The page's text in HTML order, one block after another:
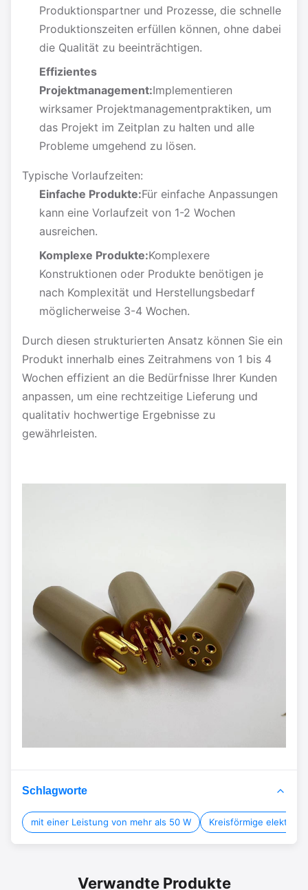
Produktionspartner und Prozesse, die schnelle
Produktionszeiten erfüllen können, ohne dabei
die Qualität zu beeinträchtigen.
Effizientes
Projektmanagement:Implementieren
wirksamer Projektmanagementpraktiken, um
das Projekt im Zeitplan zu halten und alle
Probleme umgehend zu lösen.
Typische Vorlaufzeiten:
Einfache Produkte:Für einfache Anpassungen
kann eine Vorlaufzeit von 1-2 Wochen
ausreichen.
Komplexe Produkte:Komplexere
Konstruktionen oder Produkte benötigen je
nach Komplexität und Herstellungsbedarf
möglicherweise 3-4 Wochen.
Durch diesen strukturierten Ansatz können Sie ein
Produkt innerhalb eines Zeitrahmens von 1 bis 4
Wochen effizient an die Bedürfnisse Ihrer Kunden
anpassen, um eine rechtzeitige Lieferung und
qualitativ hochwertige Ergebnisse zu
gewährleisten.
Schlagworte
mit einer Leistung von mehr als 50 W Kreisförmige
Verwandte Produkte